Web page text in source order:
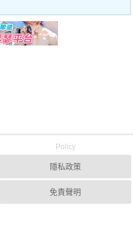
Policy
隱私政策
免責聲明